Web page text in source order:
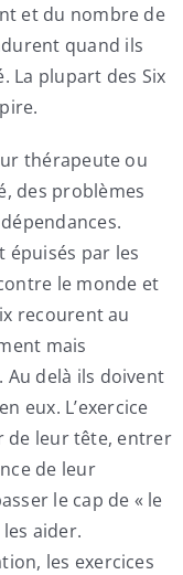
et du nombre de
quand ils
La plupart des Six
thérapeute ou
des problèmes
épuisés par les
le monde et
recourent au
mais
Au delà ils doivent
eux. L’exercice
de leur tête, entrer
de leur
le cap de « le
aider.
les exercices